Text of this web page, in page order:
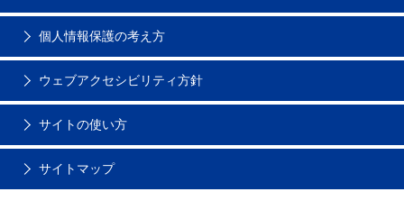
個人情報保護の考え方
ウェブアクセシビリティ方針
サイトの使い方
サイトマップ